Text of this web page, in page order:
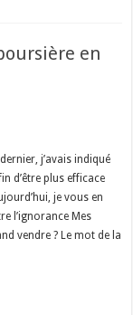
en
j’avais indiqué
d’être plus efficace
je vous en
l’ignorance Mes
vendre ? Le mot de la